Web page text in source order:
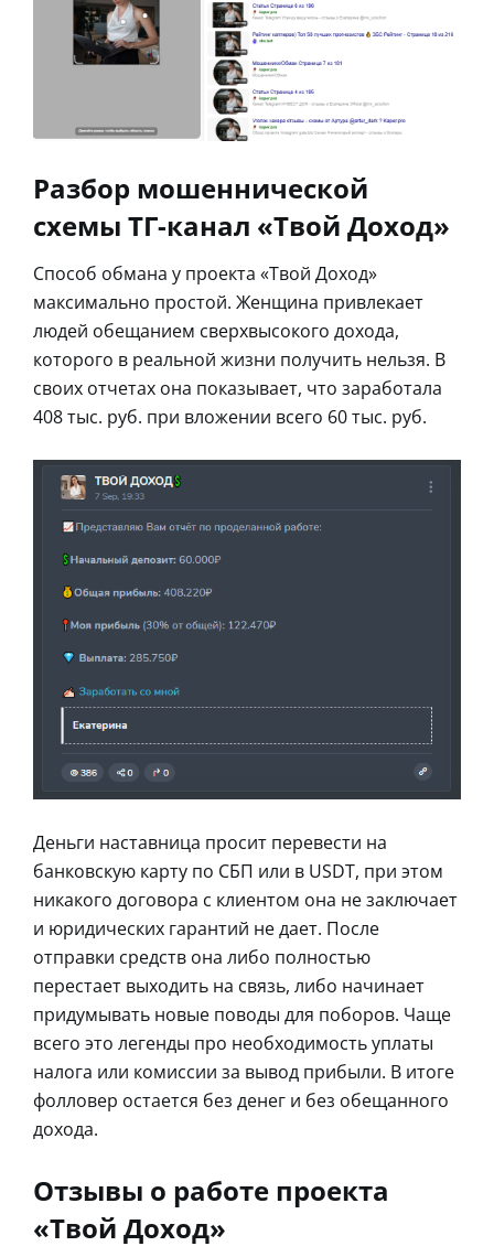
Разбор мошеннической
схемы ТГ-канал «Твой Доход»
Способ обмана у проекта «Твой Доход»
максимально простой. Женщина привлекает
людей обещанием сверхвысокого дохода,
которого в реальной жизни получить нельзя. В
своих отчетах она показывает, что заработала
408 тыс. руб. при вложении всего 60 тыс. руб.
Деньги наставница просит перевести на
банковскую карту по СБП или в USDT, при этом
никакого договора с клиентом она не заключает
и юридических гарантий не дает. После
отправки средств она либо полностью
перестает выходить на связь, либо начинает
придумывать новые поводы для поборов. Чаще
всего это легенды про необходимость уплаты
налога или комиссии за вывод прибыли. В итоге
фолловер остается без денег и без обещанного
дохода.
Отзывы о работе проекта
«Твой Доход»